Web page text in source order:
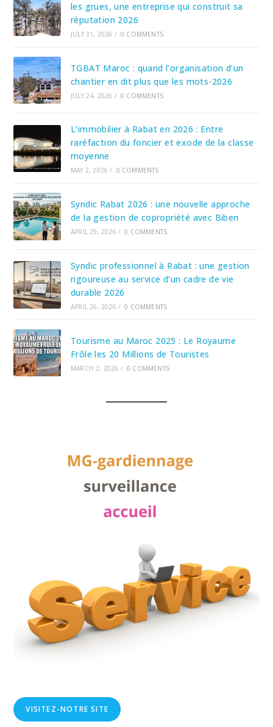
les grues, une entreprise qui construit sa
réputation 2026
JULY 31, 2026 / 0 COMMENTS
TGBAT Maroc : quand l’organisation d’un
chantier en dit plus que les mots-2026
JULY 24, 2026 / 0 COMMENTS
L’immobilier à Rabat en 2026 : Entre
raréfaction du foncier et exode de la classe
moyenne
MAY 2, 2026 / 0 COMMENTS
Syndic Rabat 2026 : une nouvelle approche
de la gestion de copropriété avec Biben
APRIL 29, 2026 / 0 COMMENTS
Syndic professionnel à Rabat : une gestion
rigoureuse au service d’un cadre de vie
durable 2026
APRIL 26, 2026 / 0 COMMENTS
Tourisme au Maroc 2025 : Le Royaume
Frôle les 20 Millions de Touristes
MARCH 2, 2026 / 0 COMMENTS
VISITEZ-NOTRE SITE